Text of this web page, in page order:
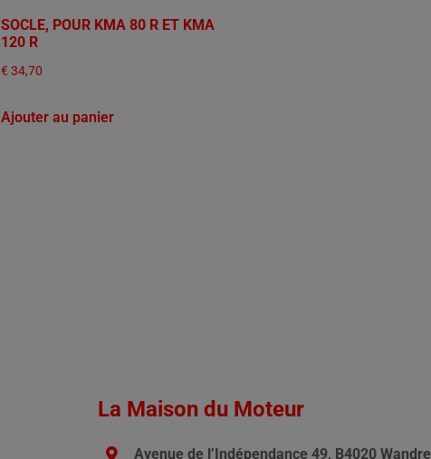
SOCLE, POUR KMA 80 R ET KMA
120 R
€ 34,70
Ajouter au panier
La Maison du Moteur
Avenue de l’Indépendance 49, B4020 Wandre